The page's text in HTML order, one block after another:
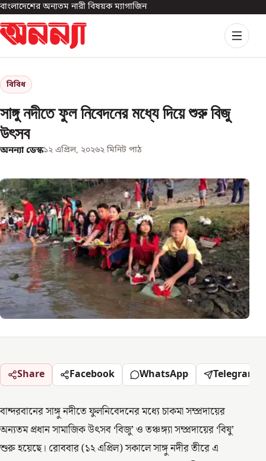
বাংলাদেশের অন্যতম নারী বিষয়ক ম্যাগাজিন
বিবিধ
সাঙ্গু নদীতে ফুল নিবেদনের মধ্যে দিয়ে শুরু বিজু
উৎসব
অনন্যা ডেস্ক১২ এপ্রিল, ২০২৬২ মিনিট পাঠ
Share Facebook WhatsApp Telegram
বান্দরবানের সাঙ্গু নদীতে ফুলনিবেদনের মধ্যে চাকমা সম্প্রদায়ের
অন্যতম প্রধান সামাজিক উৎসব ‘বিজু’ ও তঞ্চঙ্গ্যা সম্প্রদায়ের ‘বিষু’
শুরু হয়েছে। রোববার (১২ এপ্রিল) সকালে সাঙ্গু নদীর তীরে এ